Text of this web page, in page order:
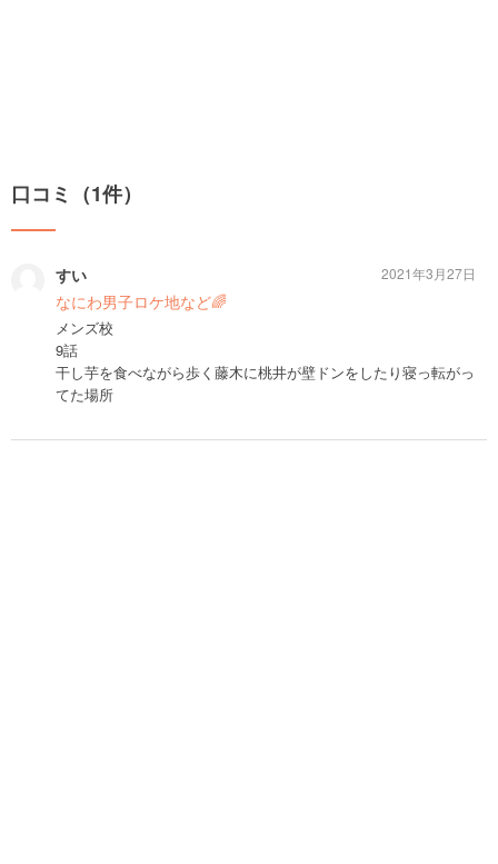
口コミ（1件）
すい
なにわ男子ロケ地など🌈
メンズ校
9話
干し芋を食べながら歩く藤木に桃井が壁ドンをしたり寝っ転がっ
てた場所
2021年3月27日